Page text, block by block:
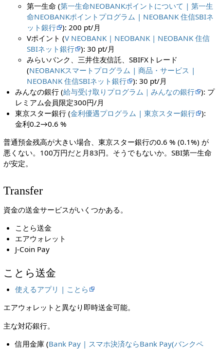
第一生命 (第一生命NEOBANKポイントについて | 第一生
命NEOBANKポイントプログラム | NEOBANK 住信SBIネ
ット銀行
): 200 pt/月
Vポイント (V NEOBANK | NEOBANK | NEOBANK 住信
SBIネット銀行
): 30 pt/月
みらいバンク、三井住友信託、SBIFXトレード
(NEOBANKスマートプログラム | 商品・サービス |
NEOBANK 住信SBIネット銀行
): 30 pt/月
みんなの銀行 (給与受け取りプログラム｜みんなの銀行
): プ
レミアム会員限定300円/月
東京スター銀行 (金利優遇プログラム | 東京スター銀行
):
金利0.2→0.6 %
普通預金残高が大きい場合、東京スター銀行の0.6 % (0.1%) が
悪くない。100万円だと月83円。そうでもないか。SBI第一生命
が安定。
Transfer
資金の送金サービスがいくつかある。
ことら送金
エアウォレット
J-Coin Pay
ことら送金
使えるアプリ | ことら
エアウォレットと異なり即時送金可能。
主な対応銀行。
信用金庫 (Bank Pay | スマホ決済ならBank Pay(バンクペ